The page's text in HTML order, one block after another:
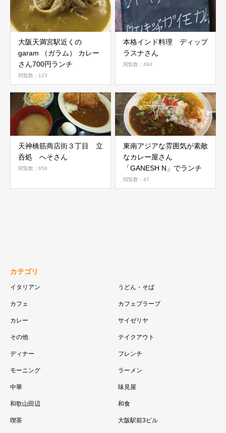
大阪天満宮駅近くの
garam （ガラム） カレー
さん700円ランチ
閲覧数：123
本格インド料理 ディップ
ラスナさん
閲覧数：494
天神橋筋商店街３丁目 立
呑処 へそさん
閲覧数：658
東南アジアな雰囲気が素敵
なカレー屋さん
「GANESH N」でランチ
閲覧数：47
カテゴリ
イタリアン うどん・そば
カフェ カフェブラーブ
カレー サイゼリヤ
その他 テイクアウト
ディナー フレンチ
モーニング ラーメン
中華 味見屋
和歌山田辺 和食
喫茶 大阪駅前3ビル